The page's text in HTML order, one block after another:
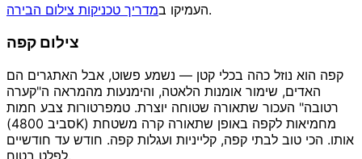
העמיקו במדריך טכניקות צילום הבירה .
צילום קפה
קפה הוא נוזל כהה בכלי קטן — נשמע פשוט, אבל האתגרים הם
האדים, שימור אומנות הלאטה, והימנעות מהמראה ה"קערה
רטובה" העכור שתאורה שטוחה יוצרת. טמפרטורות צבע חמות
(סביב 4800K) מחמיאות לקפה באופן שתאורה קרה משטחת
אותו. הכי טוב לבתי קפה, קלייניות ועגלות קפה. חודש עד חודשיים
לפלט בטוח.